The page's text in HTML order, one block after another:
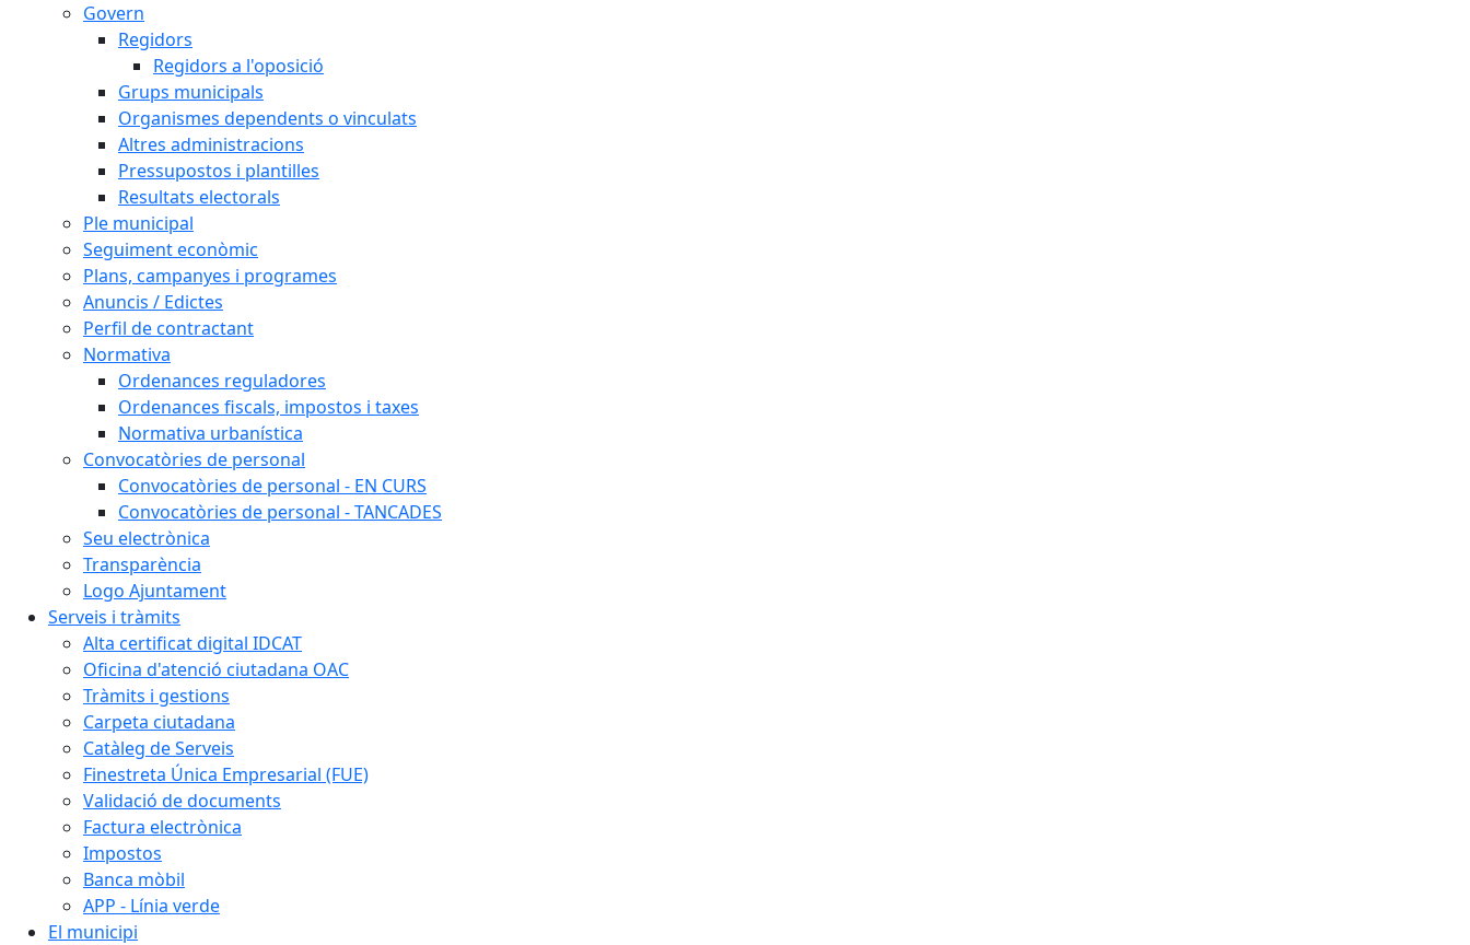
Govern
Regidors
Regidors a l'oposició
Grups municipals
Organismes dependents o vinculats
Altres administracions
Pressupostos i plantilles
Resultats electorals
Ple municipal
Seguiment econòmic
Plans, campanyes i programes
Anuncis / Edictes
Perfil de contractant
Normativa
Ordenances reguladores
Ordenances fiscals, impostos i taxes
Normativa urbanística
Convocatòries de personal
Convocatòries de personal - EN CURS
Convocatòries de personal - TANCADES
Seu electrònica
Transparència
Logo Ajuntament
Serveis i tràmits
Alta certificat digital IDCAT
Oficina d'atenció ciutadana OAC
Tràmits i gestions
Carpeta ciutadana
Catàleg de Serveis
Finestreta Única Empresarial (FUE)
Validació de documents
Factura electrònica
Impostos
Banca mòbil
APP - Línia verde
El municipi